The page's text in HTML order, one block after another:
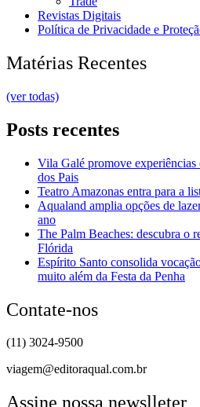
Revistas Digitais
Política de Privacidade e
Matérias Recentes
(ver todas)
Posts recentes
Vila Galé promove experiências
dos Pais
Teatro Amazonas entra para a
Aqualand amplia opções de
ano
The Palm Beaches: descubra o
Flórida
Espírito Santo consolida
muito além da Festa da Penha
Contate-nos
(11) 3024-9500
viagem@editoraqual.com.br
Assine nossa newslleter